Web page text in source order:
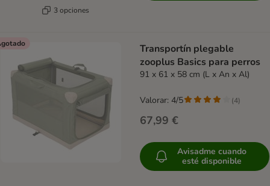
3 opciones
Transportín plegable
zooplus Basics para perros
91 x 61 x 58 cm (L x An x Al)
67,99 €
Valorar: 4/5 (4)
Avisadme cuando
esté disponible